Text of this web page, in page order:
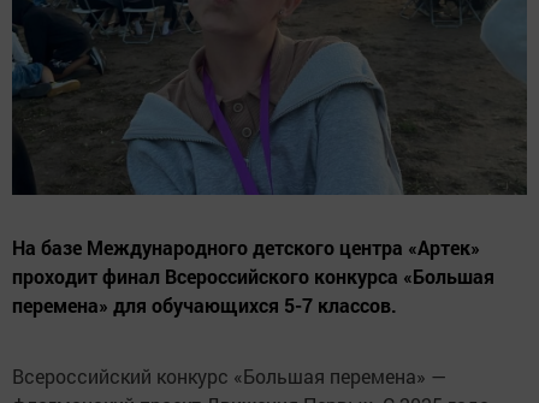
На базе Международного детского центра «Артек»
проходит финал Всероссийского конкурса «Большая
перемена» для обучающихся 5-7 классов.
Всероссийский конкурс «Большая перемена» —